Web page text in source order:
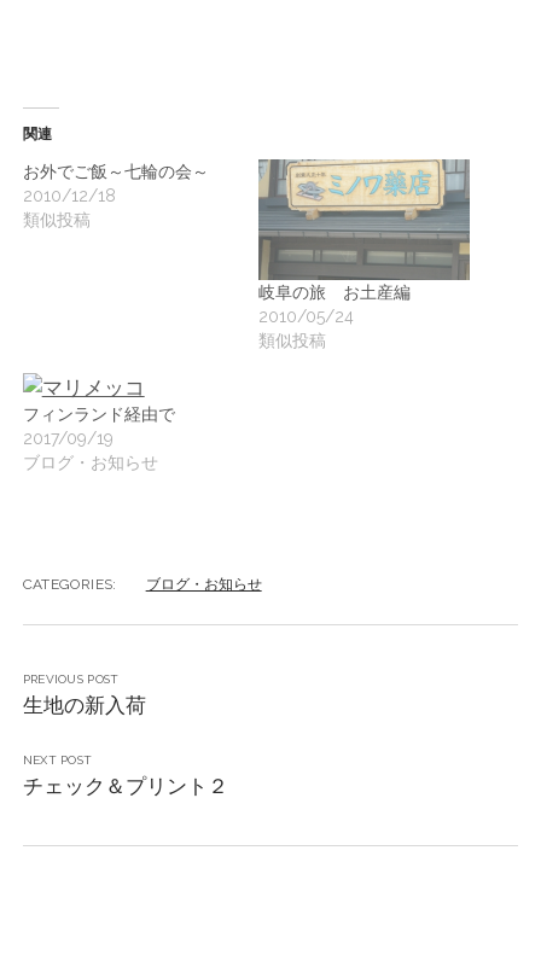
関連
お外でご飯～七輪の会～
2010/12/18
類似投稿
岐阜の旅 お土産編
2010/05/24
類似投稿
フィンランド経由で
2017/09/19
ブログ・お知らせ
CATEGORIES: ブログ・お知らせ
PREVIOUS POST
生地の新入荷
NEXT POST
チェック＆プリント２